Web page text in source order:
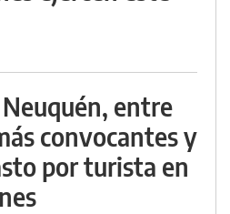
entre
convocantes y
por turista en